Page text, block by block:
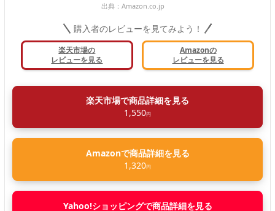
出典： Amazon.co.jp
購入者のレビューを見てみよう！
楽天市場の
レビューを見る
Amazonの
レビューを見る
楽天市場で商品詳細を見る
1,550円
Amazonで商品詳細を見る
1,320円
Yahoo!ショッピングで商品詳細を見る